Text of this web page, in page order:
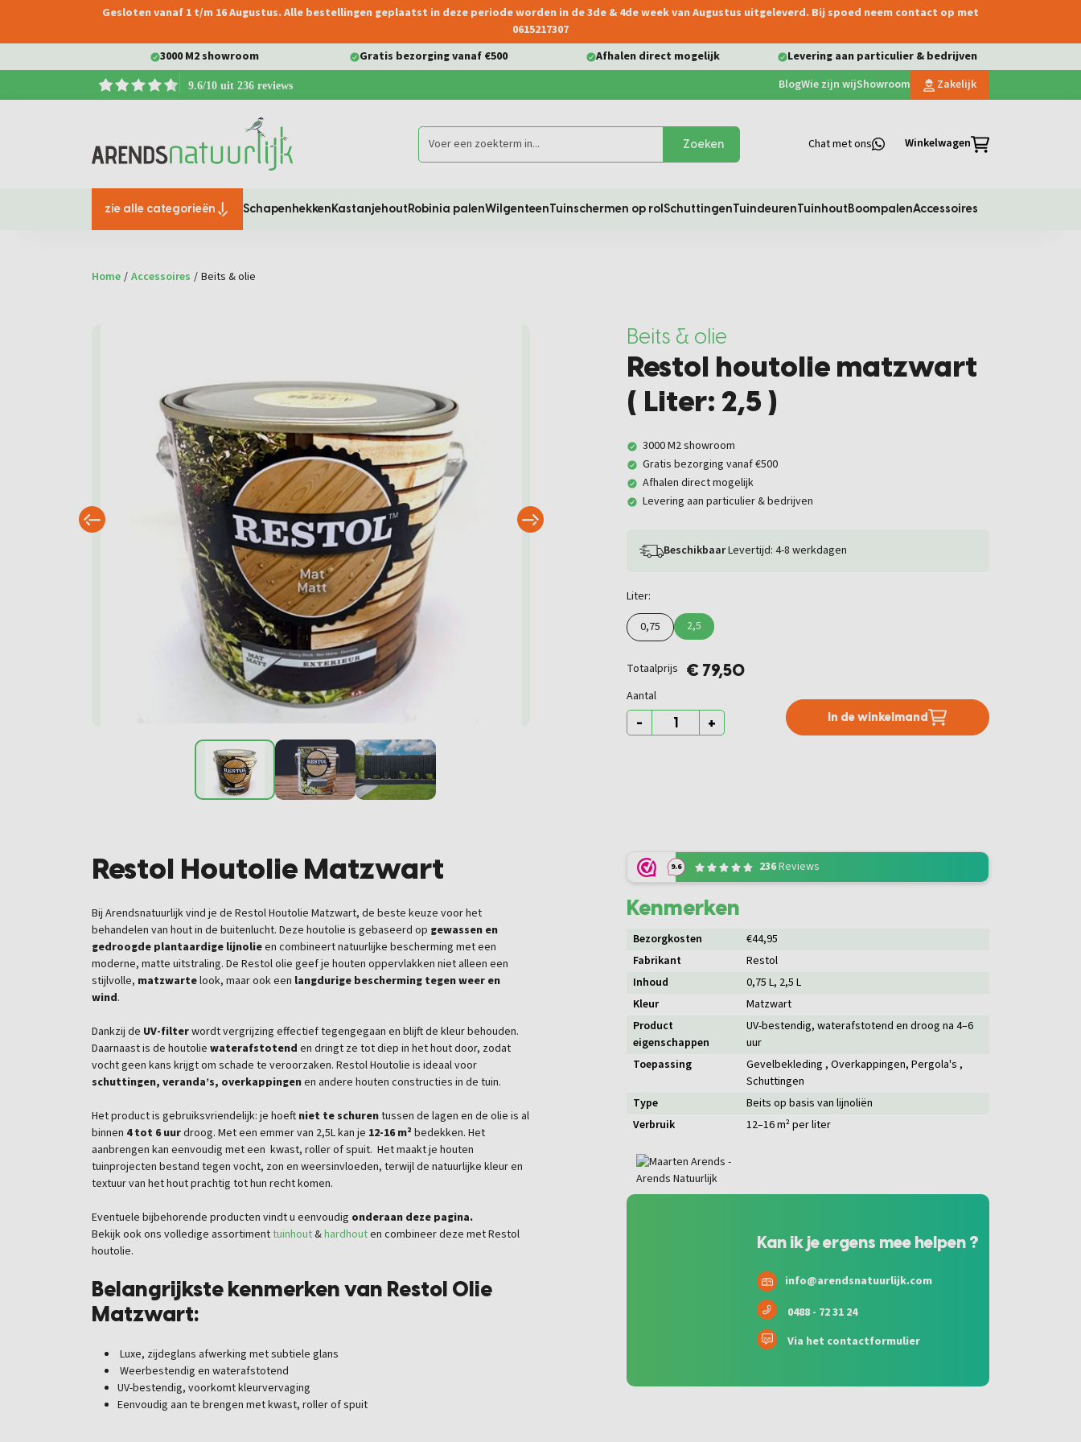
Ga naar de hoofdnavigatie
Gesloten vanaf 1 t/m 16 Augustus. Alle bestellingen geplaatst in deze periode worden in de 3de & 4de week van Augustus uitgeleverd. Bij spoed neem contact op met
0615217307
3000 M2 showroom
Gratis bezorging vanaf €500 Afhalen direct mogelijk Levering aan particulier & bedrijven
9.6/10 uit 236 reviews BlogWie zijn wijShowroom Zakelijk
Chat met ons Winkelwagen
Zoeken
zie alle categorieën SchapenhekkenKastanjehoutRobinia palenWilgenteenTuinschermen op rol SchuttingenTuindeurenTuinhoutBoompalenAccessoires
Home / Accessoires / Beits & olie
Beits & olie
Restol houtolie matzwart
( Liter: 2,5 )
3000 M2 showroom
Gratis bezorging vanaf €500
Afhalen direct mogelijk
Levering aan particulier & bedrijven
BeschikbaarLevertijd: 4-8 werkdagen
Liter:
0,75
2,5
Totaalprijs € 79,50
Aantal
- + In de winkelmand
Restol Houtolie Matzwart
Bij Arendsnatuurlijk vind je de Restol Houtolie Matzwart, de beste keuze voor het
behandelen van hout in de buitenlucht. Deze houtolie is gebaseerd op gewassen en
gedroogde plantaardige lijnolieen combineert natuurlijke bescherming met een
moderne, matte uitstraling. De Restol olie geef je houten oppervlakken niet alleen een
stijlvolle, matzwartelook, maar ook een langdurige bescherming tegen weer en
wind.
Dankzij de UV-filterwordt vergrijzing effectief tegengegaan en blijft de kleur behouden.
Daarnaast is de houtolie waterafstotend en dringt ze tot diep in het hout door, zodat
vocht geen kans krijgt om schade te veroorzaken. Restol Houtolie is ideaal voor
schuttingen, veranda’s, overkappingenen andere houten constructies in de tuin.
Het product is gebruiksvriendelijk: je hoeft niet te schurentussen de lagen en de olie is al
binnen 4 tot 6 uurdroog. Met een emmer van 2,5L kan je 12-16 m² bedekken. Het
aanbrengen kan eenvoudig met een kwast, roller of spuit. Het maakt je houten
tuinprojecten bestand tegen vocht, zon en weersinvloeden, terwijl de natuurlijke kleur en
textuur van het hout prachtig tot hun recht komen.
Eventuele bijbehorende producten vindt u eenvoudig onderaan deze pagina.
Bekijk ook ons volledige assortimenttuinhout&hardhouten combineer deze met Restol
houtolie.
Belangrijkste kenmerken van Restol Olie
Matzwart:
Luxe, zijdeglans afwerking met subtiele glans
Weerbestendig en waterafstotend
UV-bestendig, voorkomt kleurvervaging
Eenvoudig aan te brengen met kwast, roller of spuit
9.6 236Reviews
Kenmerken
Bezorgkosten
€44,95
Fabrikant
Restol
Inhoud
0,75 L, 2,5 L
Kleur
Matzwart
Product
eigenschappen
UV-bestendig, waterafstotend en droog na 4–6
uur
Toepassing
Gevelbekleding , Overkappingen, Pergola's ,
Schuttingen
Type
Beits op basis van lijnoliën
Verbruik
12–16 m² per liter
Kan ik je ergens mee helpen ?
info@arendsnatuurlijk.com
0488 - 72 31 24
Via het contactformulier